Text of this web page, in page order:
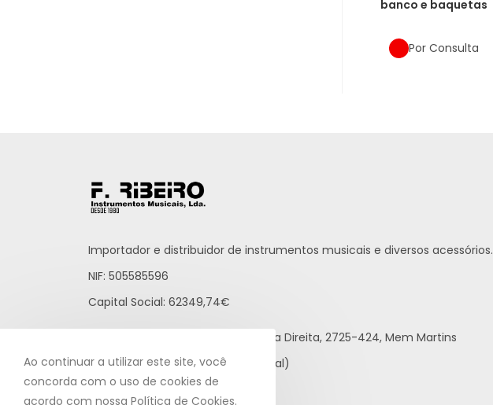
banco e baquetas
Por Consulta
Importador e distribuidor de instrumentos musicais e diversos acessórios.
NIF: 505585596
Capital Social: 62349,74€
Praceta Raúl Brandão, 12 - Loja Direita, 2725-424, Mem Martins
21 812 65 43 (rede fixa nacional)
info@fribeiro.com
Ao continuar a utilizar este site, você
concorda com o uso de cookies de
acordo com nossa Política de Cookies.